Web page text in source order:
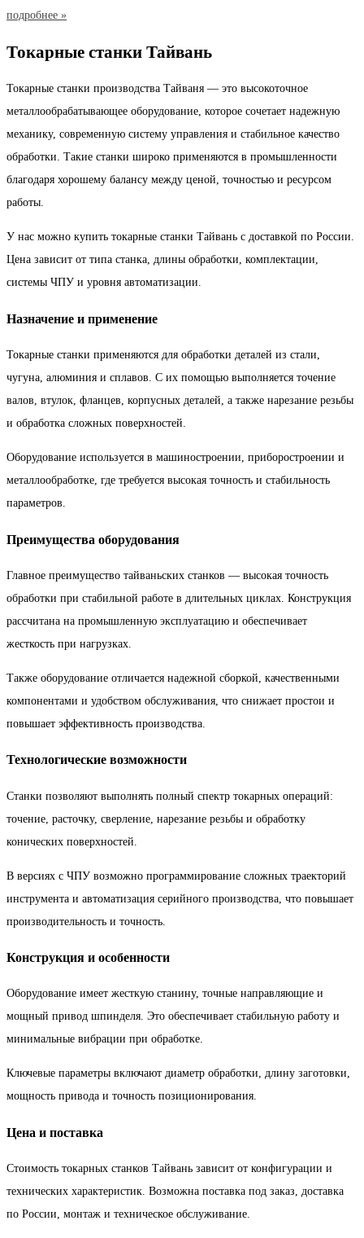
подробнее »
Токарные станки Тайвань
Токарные станки производства Тайваня — это высокоточное
металлообрабатывающее оборудование, которое сочетает надежную
механику, современную систему управления и стабильное качество
обработки. Такие станки широко применяются в промышленности
благодаря хорошему балансу между ценой, точностью и ресурсом
работы.
У нас можно купить токарные станки Тайвань с доставкой по России.
Цена зависит от типа станка, длины обработки, комплектации,
системы ЧПУ и уровня автоматизации.
Назначение и применение
Токарные станки применяются для обработки деталей из стали,
чугуна, алюминия и сплавов. С их помощью выполняется точение
валов, втулок, фланцев, корпусных деталей, а также нарезание резьбы
и обработка сложных поверхностей.
Оборудование используется в машиностроении, приборостроении и
металлообработке, где требуется высокая точность и стабильность
параметров.
Преимущества оборудования
Главное преимущество тайваньских станков — высокая точность
обработки при стабильной работе в длительных циклах. Конструкция
рассчитана на промышленную эксплуатацию и обеспечивает
жесткость при нагрузках.
Также оборудование отличается надежной сборкой, качественными
компонентами и удобством обслуживания, что снижает простои и
повышает эффективность производства.
Технологические возможности
Станки позволяют выполнять полный спектр токарных операций:
точение, расточку, сверление, нарезание резьбы и обработку
конических поверхностей.
В версиях с ЧПУ возможно программирование сложных траекторий
инструмента и автоматизация серийного производства, что повышает
производительность и точность.
Конструкция и особенности
Оборудование имеет жесткую станину, точные направляющие и
мощный привод шпинделя. Это обеспечивает стабильную работу и
минимальные вибрации при обработке.
Ключевые параметры включают диаметр обработки, длину заготовки,
мощность привода и точность позиционирования.
Цена и поставка
Стоимость токарных станков Тайвань зависит от конфигурации и
технических характеристик. Возможна поставка под заказ, доставка
по России, монтаж и техническое обслуживание.